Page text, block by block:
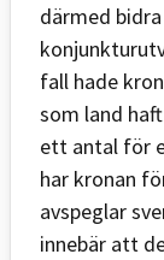
därmed
fall hade
som land
ett antal för
har kronan
avspeglar
innebär att